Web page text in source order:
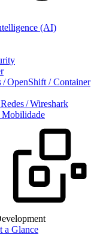
(AI)
/ OpenShift / Container
/ Wireshark
a Glance